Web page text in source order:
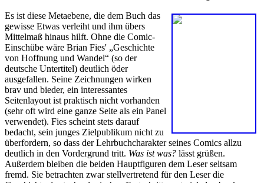
Es ist diese Metaebene, die dem Buch das
gewisse Etwas verleiht und ihm übers
Mittelmaß hinaus hilft. Ohne die Comic-
Einschübe wäre Brian Fies' „Geschichte
von Hoffnung und Wandel“ (so der
deutsche Untertitel) deutlich öder
ausgefallen. Seine Zeichnungen wirken
brav und bieder, ein interessantes
Seitenlayout ist praktisch nicht vorhanden
(sehr oft wird eine ganze Seite als ein Panel
verwendet). Fies scheint stets darauf
bedacht, sein junges Zielpublikum nicht zu
überfordern, so dass der Lehrbuchcharakter seines Comics allzu
deutlich in den Vordergrund tritt. Was ist was? lässt grüßen.
Außerdem bleiben die beiden Hauptfiguren dem Leser seltsam
fremd. Sie betrachten zwar stellvertretend für den Leser die